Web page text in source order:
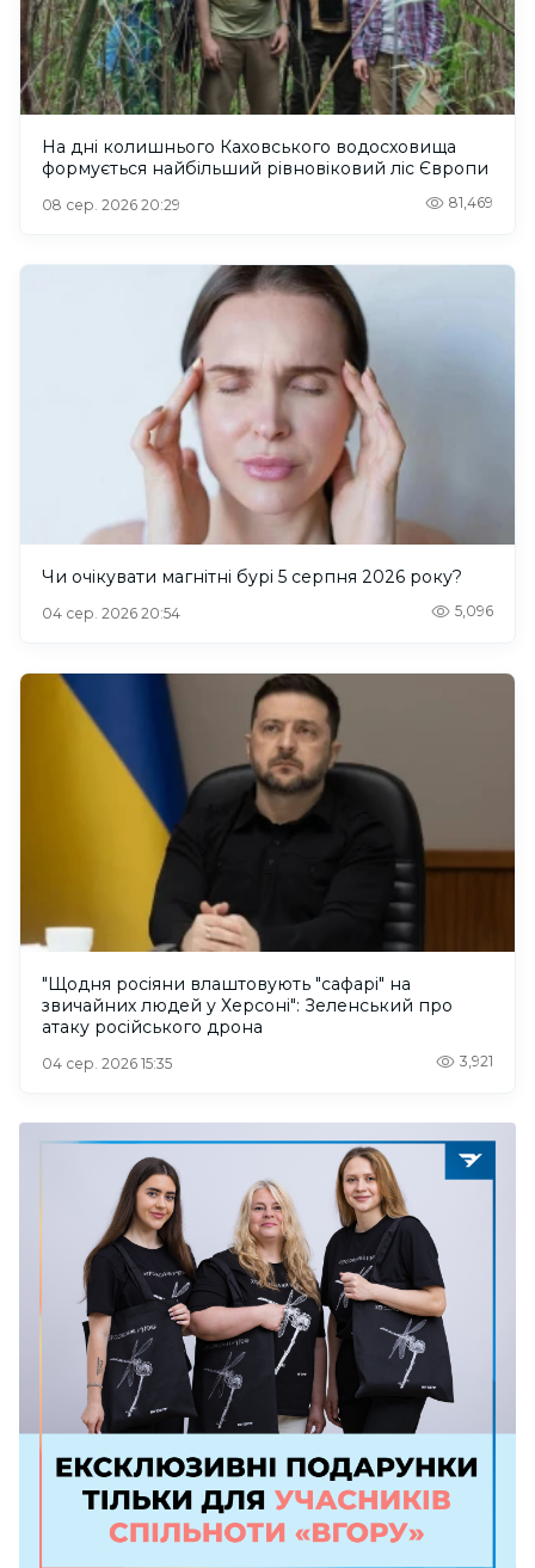
На дні колишнього Каховського водосховища
формується найбільший рівновіковий ліс Європи
08 сер. 2026 20:29 81,469
Чи очікувати магнітні бурі 5 серпня 2026 року?
04 сер. 2026 20:54 5,096
"Щодня росіяни влаштовують "сафарі" на
звичайних людей у Херсоні": Зеленський про
атаку російського дрона
04 сер. 2026 15:35 3,921